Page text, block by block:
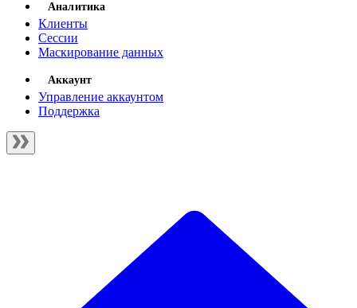
Аналитика
Клиенты
Сессии
Маскирование данных
Аккаунт
Управление аккаунтом
Поддержка